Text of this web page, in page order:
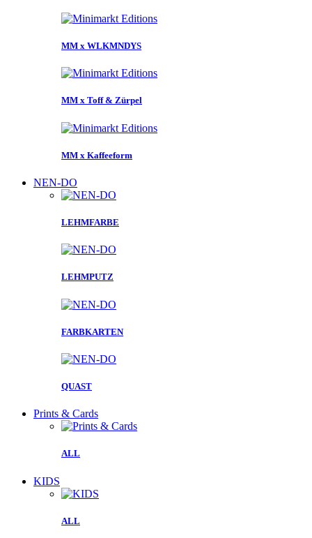
MM x WLKMNDYS
MM x Toff & Zürpel
MM x Kaffeeform
NEN-DO
LEHMFARBE
LEHMPUTZ
FARBKARTEN
QUAST
Prints & Cards
ALL
KIDS
ALL